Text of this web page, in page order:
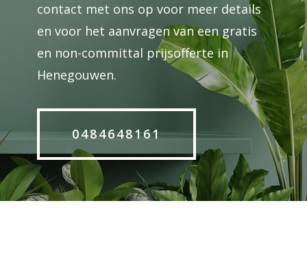
contact met ons op voor meer details
en voor het aanvragen van een gratis
en non-committal prijsofferte in
Henegouwen.
0484648161